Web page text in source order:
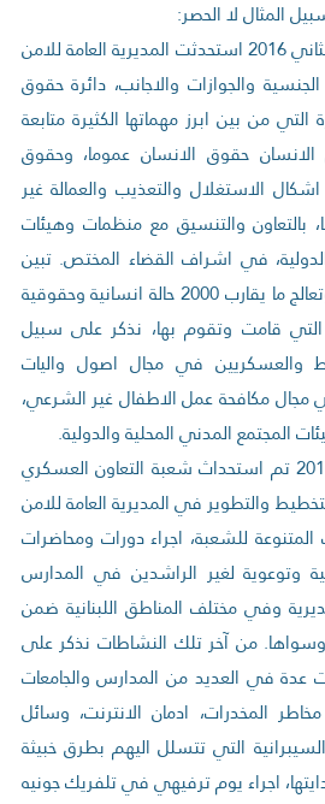
- في الاول من تشرين الثاني 2016 استحدثت المديرية العامة للامن
والجوازات والاجانب، دائرة حقوق
من بين ابرز مهماتها الكثيرة متابعة
حقوق الانسان عموما، وحقوق
الاستغلال والتعذيب والعمالة غير
بالتعاون والتنسيق مع منظمات وهيئات
في اشراف القضاء المختص. تبين
الاحصاءات ان الدائرة تتابع وتعالج ما يقارب 2000 حالة انسانية وحقوقية
قامت وتقوم بها، نذكر على سبيل
والعسكريين في مجال اصول واليات
مجال مكافحة عمل الاطفال غير الشرعي،
المجتمع المدني المحلية والدولية.
- في 29 كانون الاول 2017 تم استحداث شعبة التعاون العسكري
والتطوير في المديرية العامة للامن
للشعبة، اجراء دورات ومحاضرات
وتوعوية لغير الراشدين في المدارس
وفي مختلف المناطق اللبنانية ضمن
من آخر تلك النشاطات نذكر على
عدة في العديد من المدارس والجامعات
المخدرات، ادمان الانترنت، وسائل
التي تتسلل اليهم بطرق خبيثة
اجراء يوم ترفيهي في تلفريك جونيه